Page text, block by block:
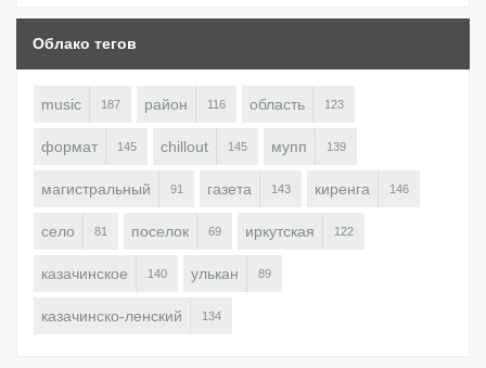
Облако тегов
music 187 район 116 область 123
формат 145 chillout 145 мупп 139
магистральный 91 газета 143 киренга 146
село 81 поселок 69 иркутская 122
казачинское 140 улькан 89
казачинско-ленский 134